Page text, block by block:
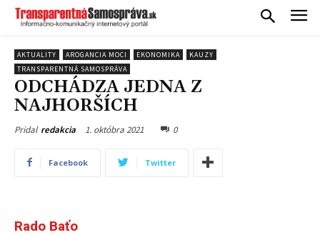
AKTUALITY AROGANCIA MOCI EKONOMIKA
KAUZY
TRANSPARENTNÁ SAMOSPRÁVA
ODCHÁDZA JEDNA Z
NAJHORŠÍCH
Pridal redakcia 1. októbra 2021 0
Facebook Twitter
Rado Baťo